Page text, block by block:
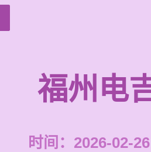
福州电
时间：2026-02-